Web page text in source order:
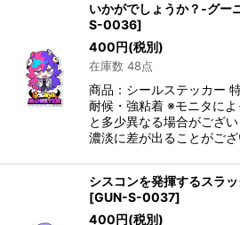
いかがでしょうか？-グー
S-0036]
400円(税別)
在庫数 48点
商品：シールステッカー
耐候・強粘着 ※モニタに
と多少異なる場合がござ
濃淡に差が出ることがござ
シスコンを発揮するスラ
[GUN-S-0037]
400円(税別)